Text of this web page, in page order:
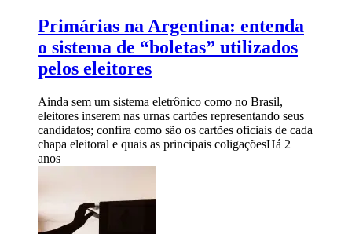
Primárias na Argentina: entenda
o sistema de “boletas” utilizados
pelos eleitores
Ainda sem um sistema eletrônico como no Brasil,
eleitores inserem nas urnas cartões representando seus
candidatos; confira como são os cartões oficiais de cada
chapa eleitoral e quais as principais coligaçõesHá 2
anos